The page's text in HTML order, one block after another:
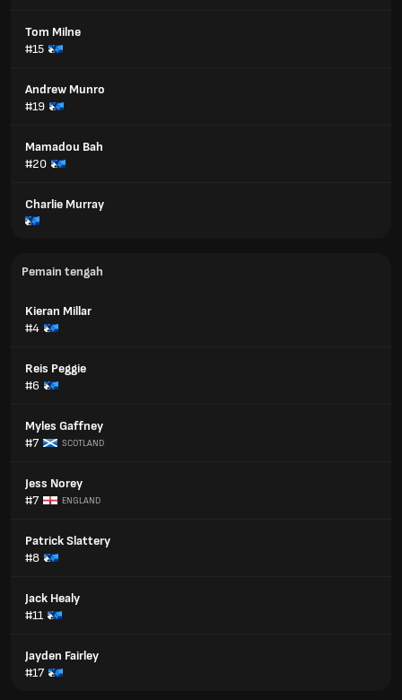
Tom Milne
#15
Andrew Munro
#19
Mamadou Bah
#20
Charlie Murray
Pemain tengah
Kieran Millar
#4
Reis Peggie
#6
Myles Gaffney
#7
SCOTLAND
Jess Norey
#7
ENGLAND
Patrick Slattery
#8
Jack Healy
#11
Jayden Fairley
#17